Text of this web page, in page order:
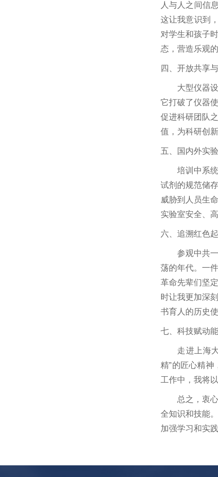
人与人之间信
这让我意识到
对学生和孩子
态，营造乐观
四、开放共享
大型仪器
它打破了仪器
促进科研团队
值，为科研创
五、国内外实
培训中系
试剂的规范储
威胁到人员生
实验室安全、
六、追溯红色
参观中共
荡的年代。一
革命先辈们坚
时让我更加深
书育人的历史
七、科技赋动
走进上海
精”的匠心精
工作中，我将
总之，衷
全知识和技能
加强学习和实